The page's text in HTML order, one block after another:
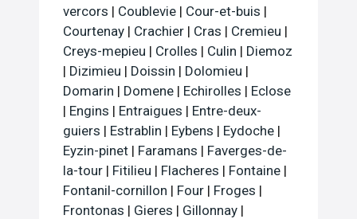
vercors | Coublevie | Cour-et-buis |
Courtenay | Crachier | Cras | Cremieu |
Creys-mepieu | Crolles | Culin | Diemoz
| Dizimieu | Doissin | Dolomieu |
Domarin | Domene | Echirolles | Eclose
| Engins | Entraigues | Entre-deux-
guiers | Estrablin | Eybens | Eydoche |
Eyzin-pinet | Faramans | Faverges-de-
la-tour | Fitilieu | Flacheres | Fontaine |
Fontanil-cornillon | Four | Froges |
Frontonas | Gieres | Gillonnay |